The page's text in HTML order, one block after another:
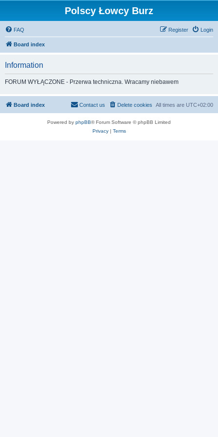
Polscy Łowcy Burz
FAQ Login
Register
Board index
Information
FORUM WYŁĄCZONE - Przerwa techniczna. Wracamy niebawem
Board index All times are UTC+02:00
Delete cookies
Contact us
Powered by phpBB® Forum Software © phpBB Limited
Privacy| Terms